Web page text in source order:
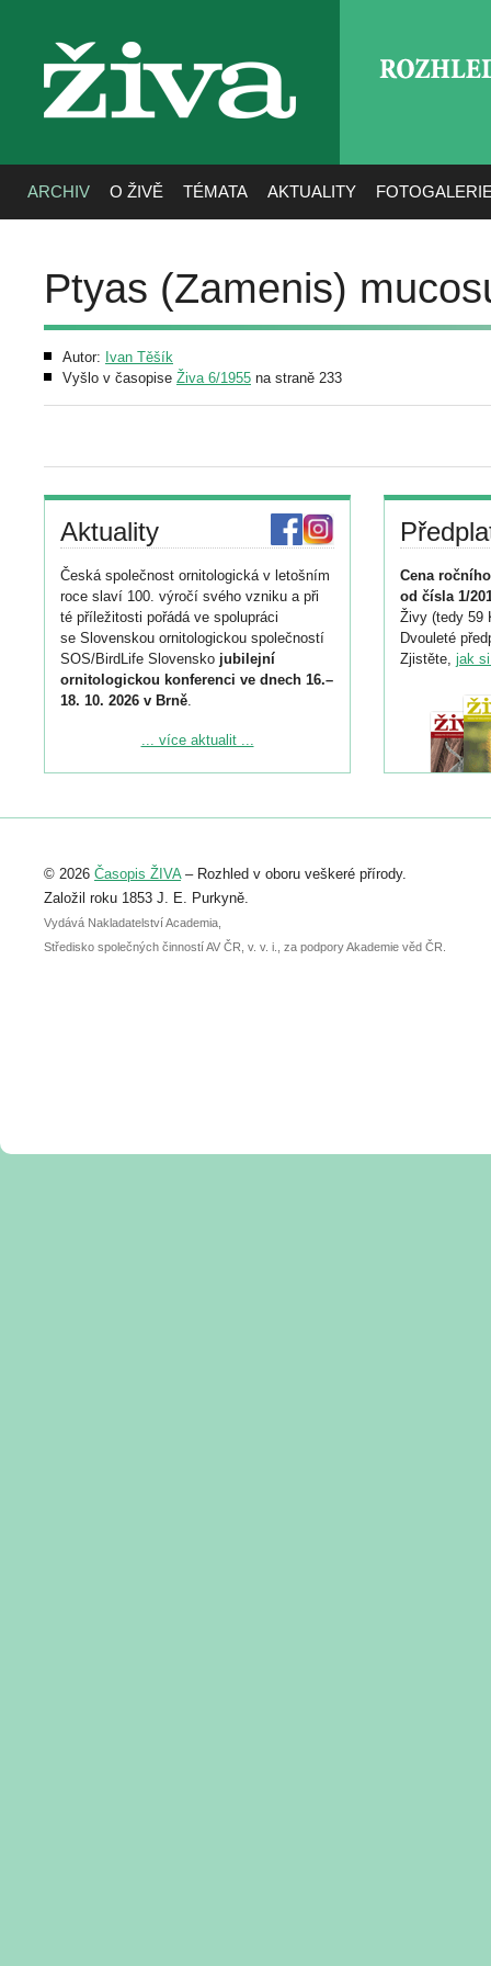
živa
ARCHIV O ŽIVĚ TÉMATA AKTUALITY
Ptyas (Zamenis)
Autor: Ivan Těšík
Vyšlo v časopise Živa 6/1955 na straně 233
Aktuality
Česká společnost ornitologická v letošním
roce slaví 100. výročí svého vzniku a při
té příležitosti pořádá ve spolupráci
se Slovenskou ornitologickou společností
SOS/BirdLife Slovensko jubilejní
ornitologickou konferenci ve dnech 16.–
18. 10. 2026 v Brně.
Podrobnější informace ke konferenci
Registrovat se můžete do 6. září.
abstraktu přihlášené přednášky nebo
posteru je už 30. června.
... více aktualit ...
Cena
od čísla 1/
Živy (tedy 59
Dvouleté
Zjistěte, jak
© 2026 Časopis ŽIVA– Rozhled v oboru veškeré přírody.
Založil roku 1853 J. E. Purkyně.
Vydává Nakladatelství Academia,
Středisko společných činností AV ČR, v. v. i., za podpory Akademie věd ČR.